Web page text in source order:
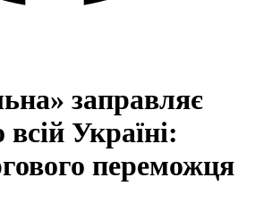
заправляє
всій Україні:
переможця